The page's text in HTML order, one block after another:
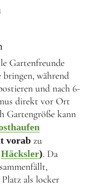
Gartenfreunde
während
und nach 6-
direkt vor Ort
Gartengröße kann
vorab zu
Häcksler). Da
als locker